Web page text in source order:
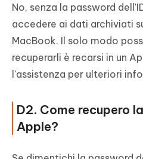
No, senza la password
accedere ai dati archiviati
MacBook. Il solo modo
recuperarli è recarsi in un
l'assistenza per ulteriori
D2. Come recupero
Apple?